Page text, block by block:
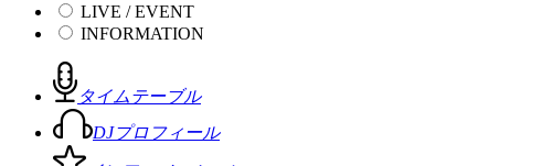
LIVE / EVENT
INFORMATION
タイムテーブル
DJプロフィール